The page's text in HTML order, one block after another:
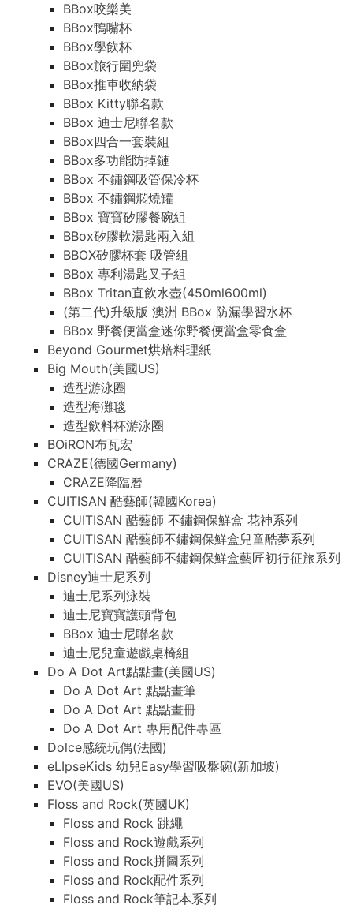
BBox咬樂美
BBox鴨嘴杯
BBox學飲杯
BBox旅行圍兜袋
BBox推車收納袋
BBox Kitty聯名款
BBox 迪士尼聯名款
BBox四合一套裝組
BBox多功能防掉鏈
BBox 不鏽鋼吸管保冷杯
BBox 不鏽鋼燜燒罐
BBox 寶寶矽膠餐碗組
BBox矽膠軟湯匙兩入組
BBOX矽膠杯套 吸管組
BBox 專利湯匙叉子組
BBox Tritan直飲水壺(450ml600ml)
(第二代)升級版 澳洲 BBox 防漏學習水杯
BBox 野餐便當盒迷你野餐便當盒零食盒
Beyond Gourmet烘焙料理紙
Big Mouth(美國US)
造型游泳圈
造型海灘毯
造型飲料杯游泳圈
BOiRON布瓦宏
CRAZE(德國Germany)
CRAZE降臨曆
CUITISAN 酷藝師(韓國Korea)
CUITISAN 酷藝師 不鏽鋼保鮮盒 花神系列
CUITISAN 酷藝師不鏽鋼保鮮盒兒童酷夢系列
CUITISAN 酷藝師不鏽鋼保鮮盒藝匠初行征旅系列
Disney迪士尼系列
迪士尼系列泳裝
迪士尼寶寶護頭背包
BBox 迪士尼聯名款
迪士尼兒童遊戲桌椅組
Do A Dot Art點點畫(美國US)
Do A Dot Art 點點畫筆
Do A Dot Art 點點畫冊
Do A Dot Art 專用配件專區
Dolce感統玩偶(法國)
eLIpseKids 幼兒Easy學習吸盤碗(新加坡)
EVO(美國US)
Floss and Rock(英國UK)
Floss and Rock 跳繩
Floss and Rock遊戲系列
Floss and Rock拼圖系列
Floss and Rock配件系列
Floss and Rock筆記本系列